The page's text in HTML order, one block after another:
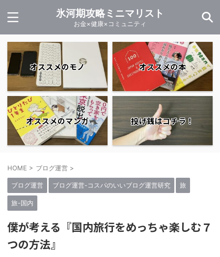
氷河期攻略ミニマリスト
お金×健康×コミュニティ
オススメのモノ オススメの本
オススメのマンガ 投げ銭はコチラ！
HOME > ブログ運営 >
ブログ運営 ブログ運営-コスパのいいブログ運営研究 旅
旅-国内
僕が考える『国内旅行をめっちゃ楽しむ７
つの方法』